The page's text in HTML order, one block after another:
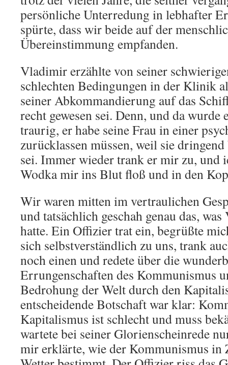
persönliche Unterredung in lebhafter
spürte, dass wir beide auf der
Übereinstimmung empfanden.
Vladimir erzählte von seiner
schlechten Bedingungen in der Klinik
seiner Abkommandierung auf das
recht gewesen sei. Denn, und da wurde
traurig, er habe seine Frau in einer
zurücklassen müssen, weil sie
sei. Immer wieder trank er mir zu, und
Wodka mir ins Blut floß und in den
Wir waren mitten im vertraulichen
und tatsächlich geschah genau das,
hatte. Ein Offizier trat ein, begrüßte
sich selbstverständlich zu uns, trank
noch einen und redete über die
Errungenschaften des Kommunismus
Bedrohung der Welt durch den
entscheidende Botschaft war klar:
Kapitalismus ist schlecht und muss
wartete bei seiner Glorienscheinrede
mir erklärte, wie der Kommunismus in